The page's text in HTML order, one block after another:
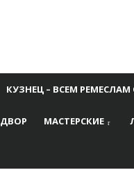
КУЗНЕЦ – ВСЕМ РЕМЕСЛАМ
МАСТЕРСКИЕ